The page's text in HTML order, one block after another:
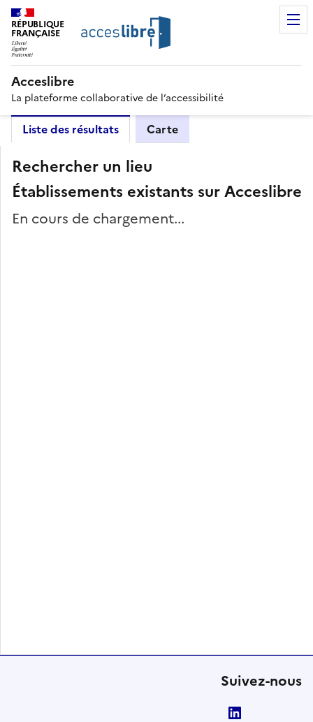
RÉPUBLIQUE
FRANÇAISE
Acceslibre
La plateforme collaborative de l’accessibilité
Liste des résultats Carte
Rechercher un lieu
Établissements existants sur Acceslibre
En cours de chargement...
Suivez-nous